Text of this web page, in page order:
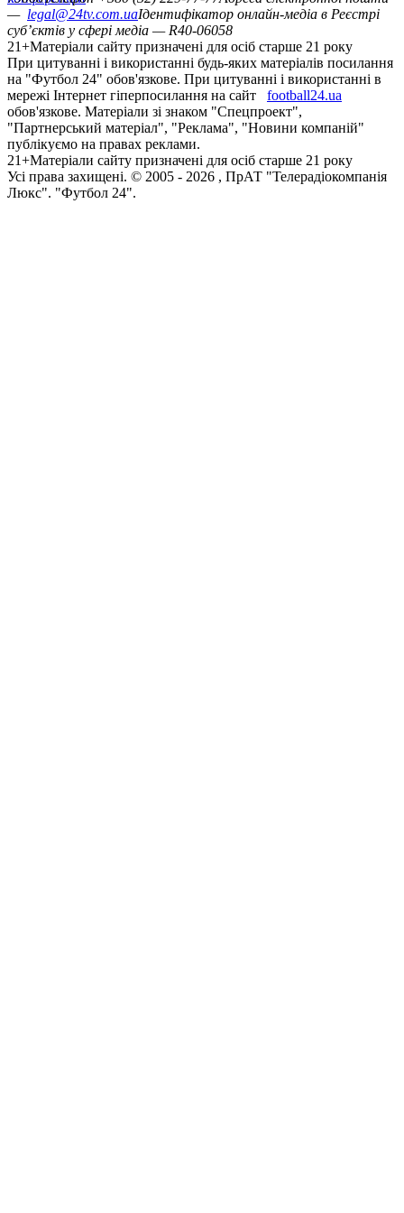
— legal@24tv.com.uaІдентифікатор онлайн-медіа в Реєстрі
суб’єктів у сфері медіа — R40-06058
21+Матеріали сайту призначені для осіб старше 21 року
При цитуванні і використанні будь-яких матеріалів посилання
на "Футбол 24" обов'язкове. При цитуванні і використанні в
мережі Інтернет гіперпосилання на сайт
football24.ua
обов'язкове. Матеріали зі знаком "Спецпроект",
"Партнерський матеріал", "Реклама", "Новини компаній"
публікуємо на правах реклами.
21+Матеріали сайту призначені для осіб старше 21 року
Усi права захищенi. © 2005 - 2026 , ПрАТ "Телерадіокомпанія
Люкс". "Футбол 24".